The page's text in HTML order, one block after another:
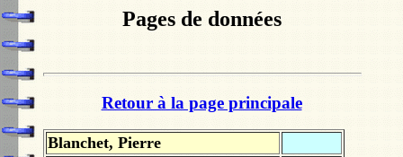
Pages de données
Retour à la page principale
Blanchet, Pierre